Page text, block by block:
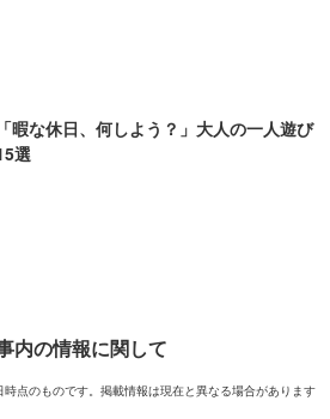
「暇な休日、何しよう？」大人の一人遊び
選
内の情報に関して
点のものです。掲載情報は現在と異なる場合があります